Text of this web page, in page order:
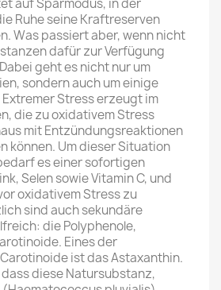
auf Sparmodus, in der
Ruhe seine Kraftreserven
Was passiert aber, wenn nicht
dafür zur Verfügung
geht es nicht nur um
sondern auch um einige
Stress erzeugt im
die zu oxidativem Stress
mit Entzündungsreaktionen
können. Um dieser Situation
es einer sofortigen
Selen sowie Vitamin C, und
oxidativem Stress zu
sind auch sekundäre
die Polyphenole,
Eines der
ist das Astaxanthin.
diese Natursubstanz,